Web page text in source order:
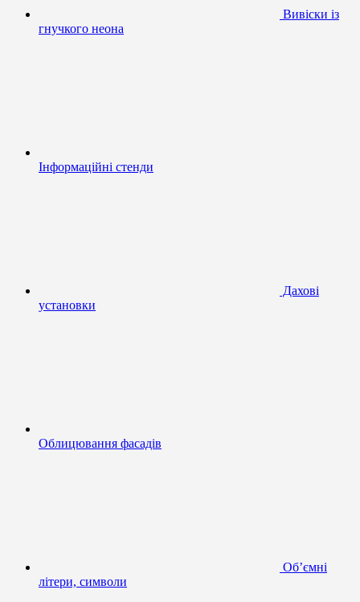
Вивіски із
гнучкого неона
Інформаційні стенди
Дахові
установки
Облицювання фасадів
Об’ємні
літери, символи